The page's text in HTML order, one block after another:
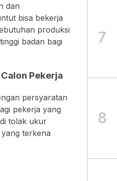
dan
bisa bekerja
produksi
badan bagi
Pekerja
persyaratan
pekerja yang
tolak ukur
terkena
7
8